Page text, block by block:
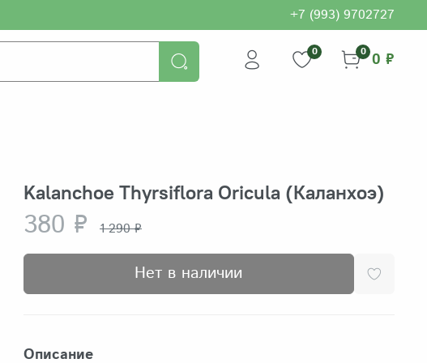
+7 (993) 9702727
0 0 0 ₽
Kalanchoe Thyrsiflora Oricula (Каланхоэ)
380 ₽ 1 290 ₽
Нет в наличии
Описание